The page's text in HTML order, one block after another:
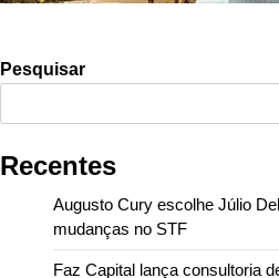
Pesquisar
Recentes
Augusto Cury escolhe Júlio
mudanças no STF
Faz Capital lança consultoria